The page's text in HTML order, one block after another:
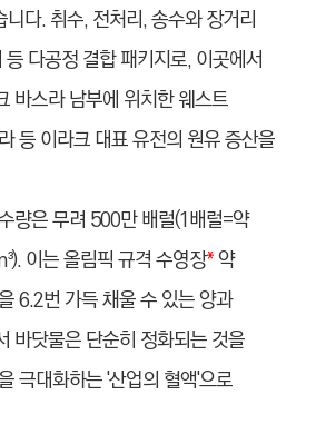
다. 취수, 전처리, 송수와 장거리
다공정 결합 패키지로, 이곳에서
바스라 남부에 위치한 웨스트
등 이라크 대표 유전의 원유 증산을
량은 무려 500만 배럴(1배럴=약
이는 올림픽 규격 수영장*약
6.2번 가득 채울 수 있는 양과
바닷물은 단순히 정화되는 것을
극대화하는 '산업의 혈액'으로